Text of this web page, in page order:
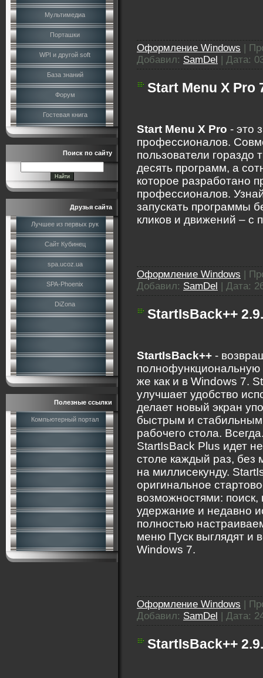
Мультимедиа
Порташки
WPI и другой soft
База знаний
Форум
Гостевая книга
Поиск по сайту
Друзья сайта
Лучшее из первых рук
Сайт Кубинец
spa.ucoz.ua
SPA-Phoenix
DiZona
Полезные ссылки
Компьютерный портал
Оформление Windows |
Добавил: SamDel | Дата:
Start Menu X Pro
Start Menu X Pro - это
профессионалов.
пользователи гораздо
десять программ, а
которое разработано
профессионалов.
запускать программы
кликов и движений –
Оформление Windows |
Добавил: SamDel | Дата:
StartIsBack++
StartIsBack++ -
полнофункциональную
же как и в Windows 7.
улучшает удобство
делает новый экран
быстрым и
рабочего стола.
StartIsBack Plus идет
столе каждый раз, без
на миллисекунду.
оригинальное
возможностями: поиск,
удержание и недавно
полностью
меню Пуск выглядят и
Windows 7.
Оформление Windows |
Добавил: SamDel | Дата:
StartIsBack++